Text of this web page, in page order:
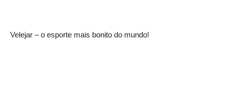
Velejar – o esporte mais bonito do mundo!